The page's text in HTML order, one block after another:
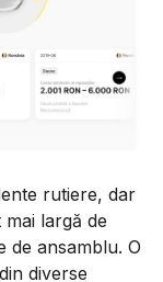
rutiere, dar
largă de
de ansamblu. O
diverse